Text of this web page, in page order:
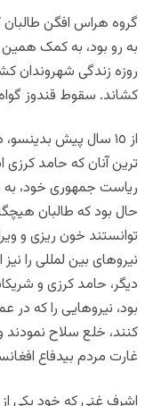
گروه هراس افگن
به رو بود، به کمک
روزه زندگی شهروندان
کشاند. سقوط قندوز
از ١٥ سال پیش بدینسو،
ترین آنان که حامد کرزی
ریاست جمهوری خود، به
حال بود که طالبان
توانستند خون ریزی و
نیروهای بین لمللی را
دیگر، حامد کرزی و
بود، نیروهایی را که در
کنند، خلع سلاح
غارت مردم بیدفاع